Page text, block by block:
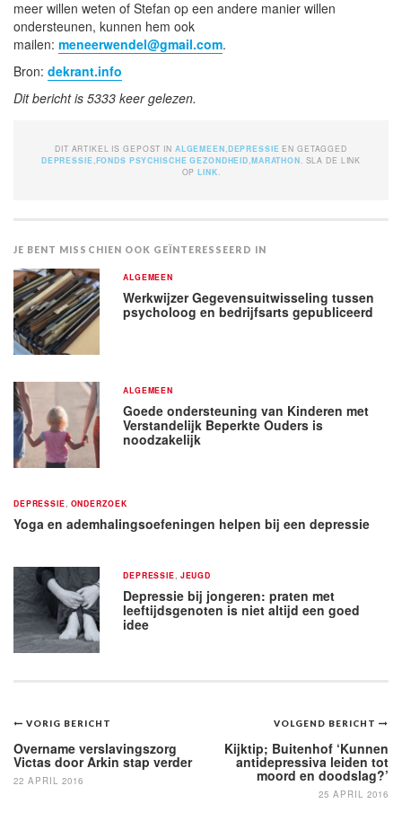
meer willen weten of Stefan op een andere manier willen
ondersteunen, kunnen hem ook
mailen: meneerwendel@gmail.com.
Bron: dekrant.info
Dit bericht is 5333 keer gelezen.
DIT ARTIKEL IS GEPOST IN ALGEMEEN DEPRESSIE EN GETAGGED
DEPRESSIE FONDS PSYCHISCHE GEZONDHEID MARATHON . SLA DE LINK
OPLINK
JE BENT MISSCHIEN OOK GEÏNTERESSEERD IN
ALGEMEEN
Werkwijzer Gegevensuitwisseling tussen
psycholoog en bedrijfsarts gepubliceerd
ALGEMEEN
Goede ondersteuning van Kinderen met
Verstandelijk Beperkte Ouders is
noodzakelijk
DEPRESSIE ONDERZOEK
Yoga en ademhalingsoefeningen helpen bij een depressie
DEPRESSIE JEUGD
Depressie bij jongeren: praten met
leeftijdsgenoten is niet altijd een goed
idee
Bericht
navigatie
VOLGEND BERICHT
Kijktip; Buitenhof ‘Kunnen
antidepressiva leiden tot
moord en doodslag?’
25 APRIL 2016
VORIG BERICHT
Overname verslavingszorg
Victas door Arkin stap verder
22 APRIL 2016